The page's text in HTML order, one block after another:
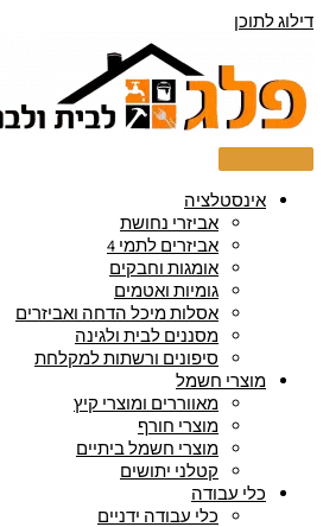
דילוג לתוכן
אינסטלציה
אביזרי נחושת
אביזרים לתמי 4
אומגות וחבקים
גומיות ואטמים
אסלות מיכל הדחה ואביזרים
מסננים לבית ולגינה
סיפונים ורשתות למקלחת
מוצרי חשמל
מאווררים ומוצרי קיץ
מוצרי חורף
מוצרי חשמל ביתיים
קטלני יתושים
כלי עבודה
כלי עבודה ידניים